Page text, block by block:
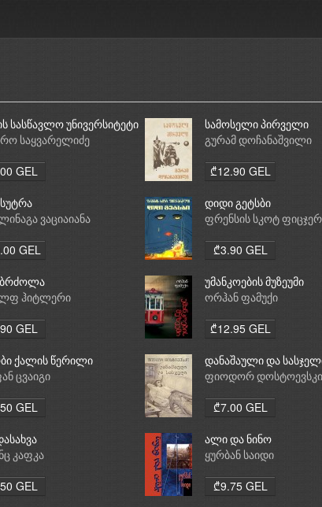
სასწავლო უნივერსიტეტი
საყვარელიძე
GEL
სამოსელი პირველი
გურამ დოჩანაშვილი
₾12.90 GEL
სუტრა
ვაციაიანა
GEL
დიდი გეტსბი
ფრენსის სკოტ
₾3.90 GEL
ბრძოლა
ჰიტლერი
GEL
უმანკოების მუზეუმი
ორჰან ფამუქი
₾12.95 GEL
ქალის წერილი
ცვაიგი
GEL
დანაშაული და
ფიოდორ დოსტოევსკი
₾7.00 GEL
კაფკა
GEL
ალი და ნინო
ყურბან საიდი
₾9.75 GEL